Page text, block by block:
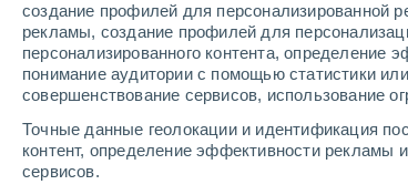
создание профилей для персонализированной
рекламы, создание профилей для
персонализированного контента, определение
понимание аудитории с помощью статистики
совершенствование сервисов, использование
Точные данные геолокации и идентификация
контент, определение эффективности рекламы
сервисов.
Департаменты Гондураса